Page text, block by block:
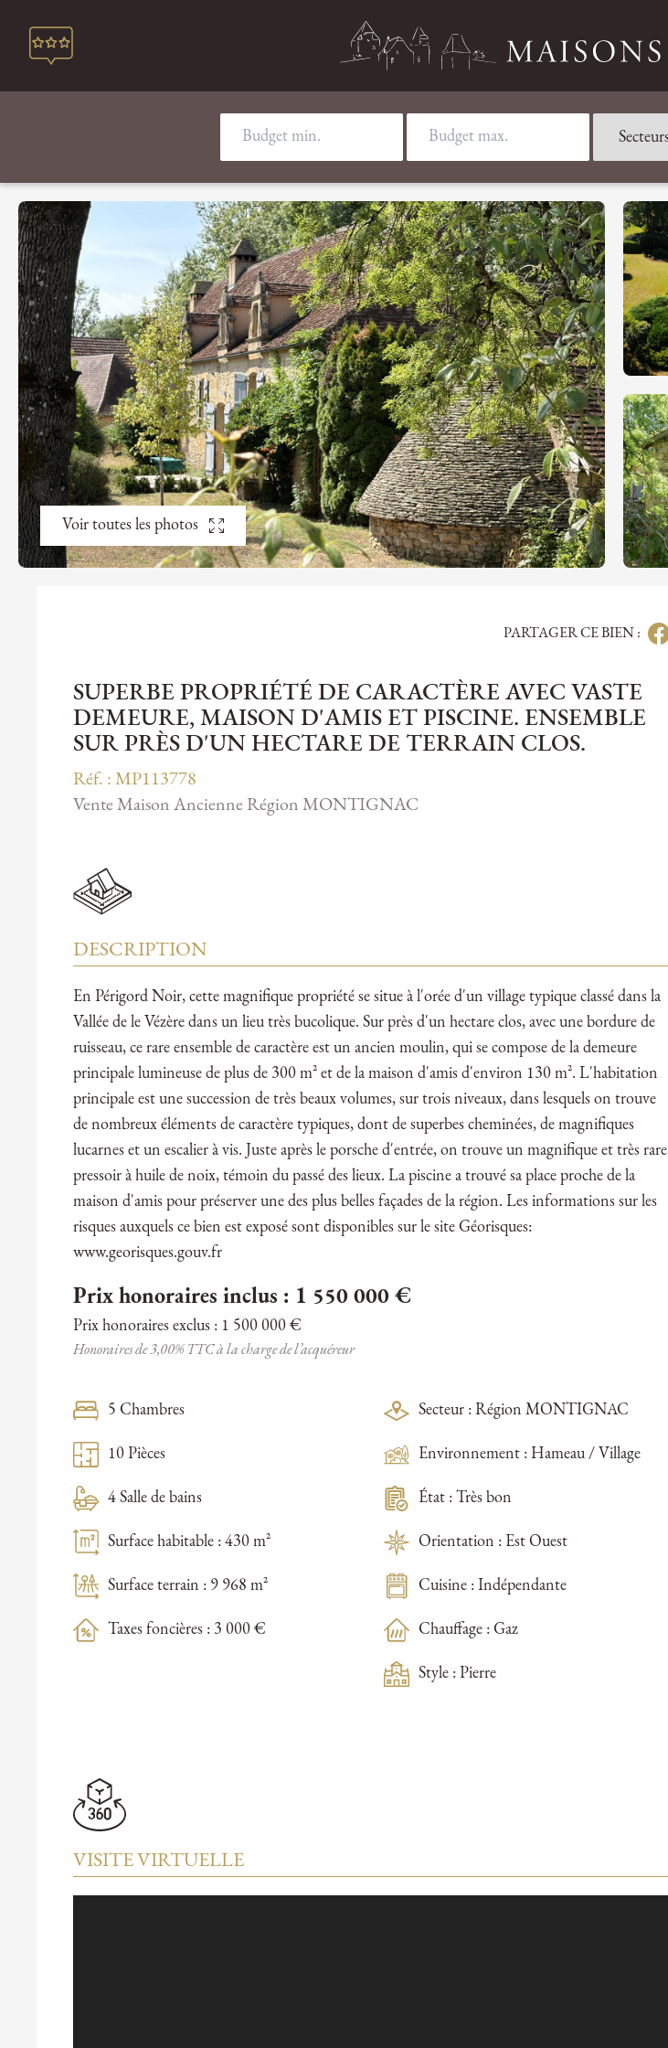
Voir toutes les photos
PARTAGER CE BIEN :
SUPERBE PROPRIÉTÉ DE CARACTÈRE AVEC VASTE
DEMEURE, MAISON D'AMIS ET PISCINE. ENSEMBLE
SUR PRÈS D'UN HECTARE DE TERRAIN CLOS.
Réf. : MP113778
Vente Maison Ancienne Région MONTIGNAC
DESCRIPTION
En Périgord Noir, cette magnifique propriété se situe à l'orée d'un village typique classé dans la
Vallée de le Vézère dans un lieu très bucolique. Sur près d'un hectare clos, avec une bordure de
ruisseau, ce rare ensemble de caractère est un ancien moulin, qui se compose de la demeure
principale lumineuse de plus de 300 m² et de la maison d'amis d'environ 130 m². L'habitation
principale est une succession de très beaux volumes, sur trois niveaux, dans lesquels on trouve
de nombreux éléments de caractère typiques, dont de superbes cheminées, de magnifiques
lucarnes et un escalier à vis. Juste après le porsche d'entrée, on trouve un magnifique et très rare
pressoir à huile de noix, témoin du passé des lieux. La piscine a trouvé sa place proche de la
maison d'amis pour préserver une des plus belles façades de la région. Les informations sur les
risques auxquels ce bien est exposé sont disponibles sur le site Géorisques:
www.georisques.gouv.fr
Prix honoraires inclus : 1 550 000 €
Prix honoraires exclus : 1 500 000 €
Honoraires de 3,00% TTC à la charge de l’acquéreur
5 Chambres
10 Pièces
4 Salle de bains
Surface habitable : 430 m²
Surface terrain : 9 968 m²
Taxes foncières : 3 000 €
Secteur : Région MONTIGNAC
Environnement : Hameau / Village
État : Très bon
Orientation : Est Ouest
Cuisine : Indépendante
Chauffage : Gaz
Style : Pierre
VISITE VIRTUELLE